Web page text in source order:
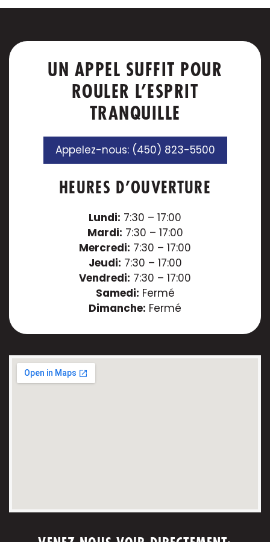
UN APPEL SUFFIT POUR
ROULER L’ESPRIT
TRANQUILLE
Appelez-nous: (450) 823-5500
HEURES D’OUVERTURE
Lundi: 7:30 – 17:00
Mardi: 7:30 – 17:00
Mercredi: 7:30 – 17:00
Jeudi: 7:30 – 17:00
Vendredi: 7:30 – 17:00
Samedi: Fermé
Dimanche: Fermé